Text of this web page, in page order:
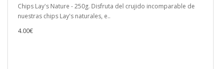
Chips Lay's Nature - 250g. Disfruta del crujido incomparable de
nuestras chips Lay's naturales, e..
4.00€